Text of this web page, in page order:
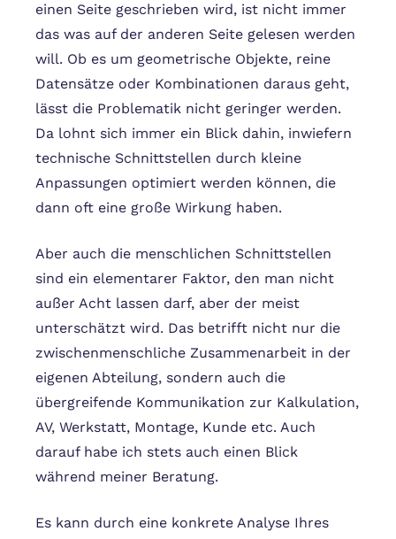
einen Seite geschrieben wird, ist nicht immer
das was auf der anderen Seite gelesen werden
will. Ob es um geometrische Objekte, reine
Datensätze oder Kombinationen daraus geht,
lässt die Problematik nicht geringer werden.
Da lohnt sich immer ein Blick dahin, inwiefern
technische Schnittstellen durch kleine
Anpassungen optimiert werden können, die
dann oft eine große Wirkung haben.
Aber auch die menschlichen Schnittstellen
sind ein elementarer Faktor, den man nicht
außer Acht lassen darf, aber der meist
unterschätzt wird. Das betrifft nicht nur die
zwischenmenschliche Zusammenarbeit in der
eigenen Abteilung, sondern auch die
übergreifende Kommunikation zur Kalkulation,
AV, Werkstatt, Montage, Kunde etc. Auch
darauf habe ich stets auch einen Blick
während meiner Beratung.
Es kann durch eine konkrete Analyse Ihres